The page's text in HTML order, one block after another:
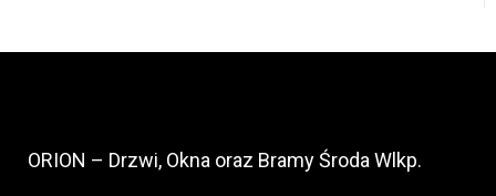
ORION – Drzwi, Okna oraz Bramy Środa Wlkp.